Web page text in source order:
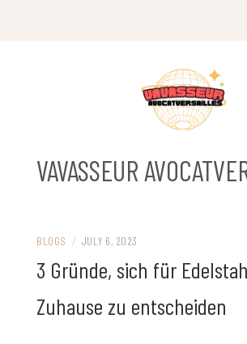
VAVASSEUR
BLOGS / JULY 6, 2023
3 Gründe, sich für
Zuhause zu entscheiden